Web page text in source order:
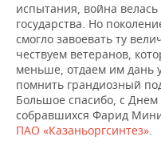
ХОККЕЙ С МЯЧОМ
ПРОИСШЕСТВИЯ
испытания, война
государства. Но
смогло завоевать ту
чествуем ветеранов,
меньше, отдаем им дань
помнить грандиозный
Большое спасибо, с
собравшихся Фарид
ПАО «Казаньоргсинтез».